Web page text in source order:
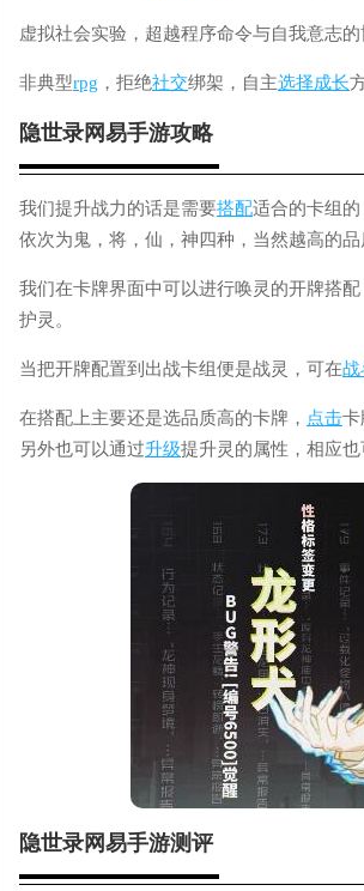
虚拟社会实验，超越程序命令与自我意志
非典型rpg ，拒绝社交绑架，自主选择成长
隐世录网易手游攻略
我们提升战力的话是需要搭配适合的卡组的
依次为鬼，将，仙，神四种，当然越高的
我们在卡牌界面中可以进行唤灵的开牌搭
护灵。
当把开牌配置到出战卡组便是战灵，可在战
在搭配上主要还是选品质高的卡牌， 点击卡
另外也可以通过升级提升灵的属性，相应也
隐世录网易手游测评